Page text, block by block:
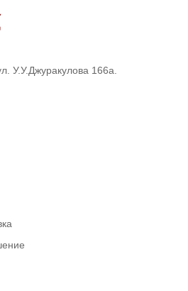
У.У.Джуракулова 166а.